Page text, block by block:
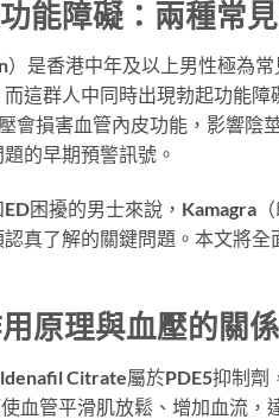
能障礙：兩種常
是香港中年及以上男性極為
這群人中同時出現勃起功能
會損害血管內皮功能，影響陰
的早期預警訊號。
困擾的男士來說，Kamagra
真了解的關鍵問題。本文將
原理與血壓的關係
Citrate屬於PDE5抑制
血管平滑肌放鬆、增加血流